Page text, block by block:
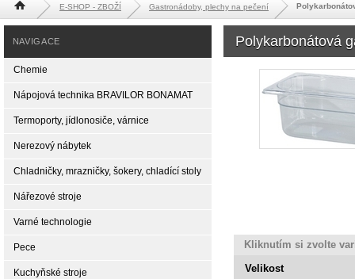
Hlavní stránka E-SHOP - ZBOŽÍ Gastronádoby, plechy na pečení
Polykarbonátová
Kliknutím si zvolte
Velikost
NAVIGACE
Chemie
Nápojová technika BRAVILOR BONAMAT
Termoporty, jídlonosiče, várnice
Nerezový nábytek
Chladničky, mrazničky, šokery, chladící stoly
Nářezové stroje
Varné technologie
Pece
Kuchyňské stroje